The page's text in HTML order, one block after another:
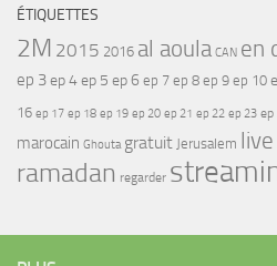
ÉTIQUETTES
2M 2015 2016 al aoula CAN en
ep 3ep 4ep 5 ep 6 ep 7 ep 8 ep 9 ep 10
16 ep 17 ep 18 ep 19 ep 20 ep 21 ep 22 ep 23 ep
marocain Ghouta gratuit Jerusalem live
ramadan regarder